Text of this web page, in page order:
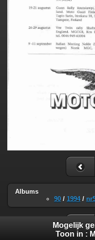
Albums
90 / 1994/
Mogelijk
Toon in :